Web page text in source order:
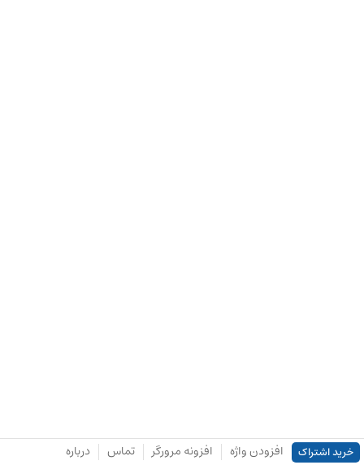
خرید اشتراک افزودن واژه افزونه مرورگر تماس درباره